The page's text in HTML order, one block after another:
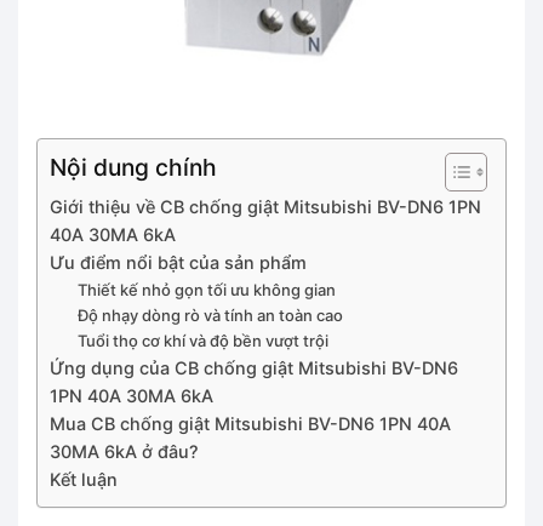
Nội dung chính
Giới thiệu về CB chống giật Mitsubishi BV-DN6 1PN
40A 30MA 6kA
Ưu điểm nổi bật của sản phẩm
Thiết kế nhỏ gọn tối ưu không gian
Độ nhạy dòng rò và tính an toàn cao
Tuổi thọ cơ khí và độ bền vượt trội
Ứng dụng của CB chống giật Mitsubishi BV-DN6
1PN 40A 30MA 6kA
Mua CB chống giật Mitsubishi BV-DN6 1PN 40A
30MA 6kA ở đâu?
Kết luận